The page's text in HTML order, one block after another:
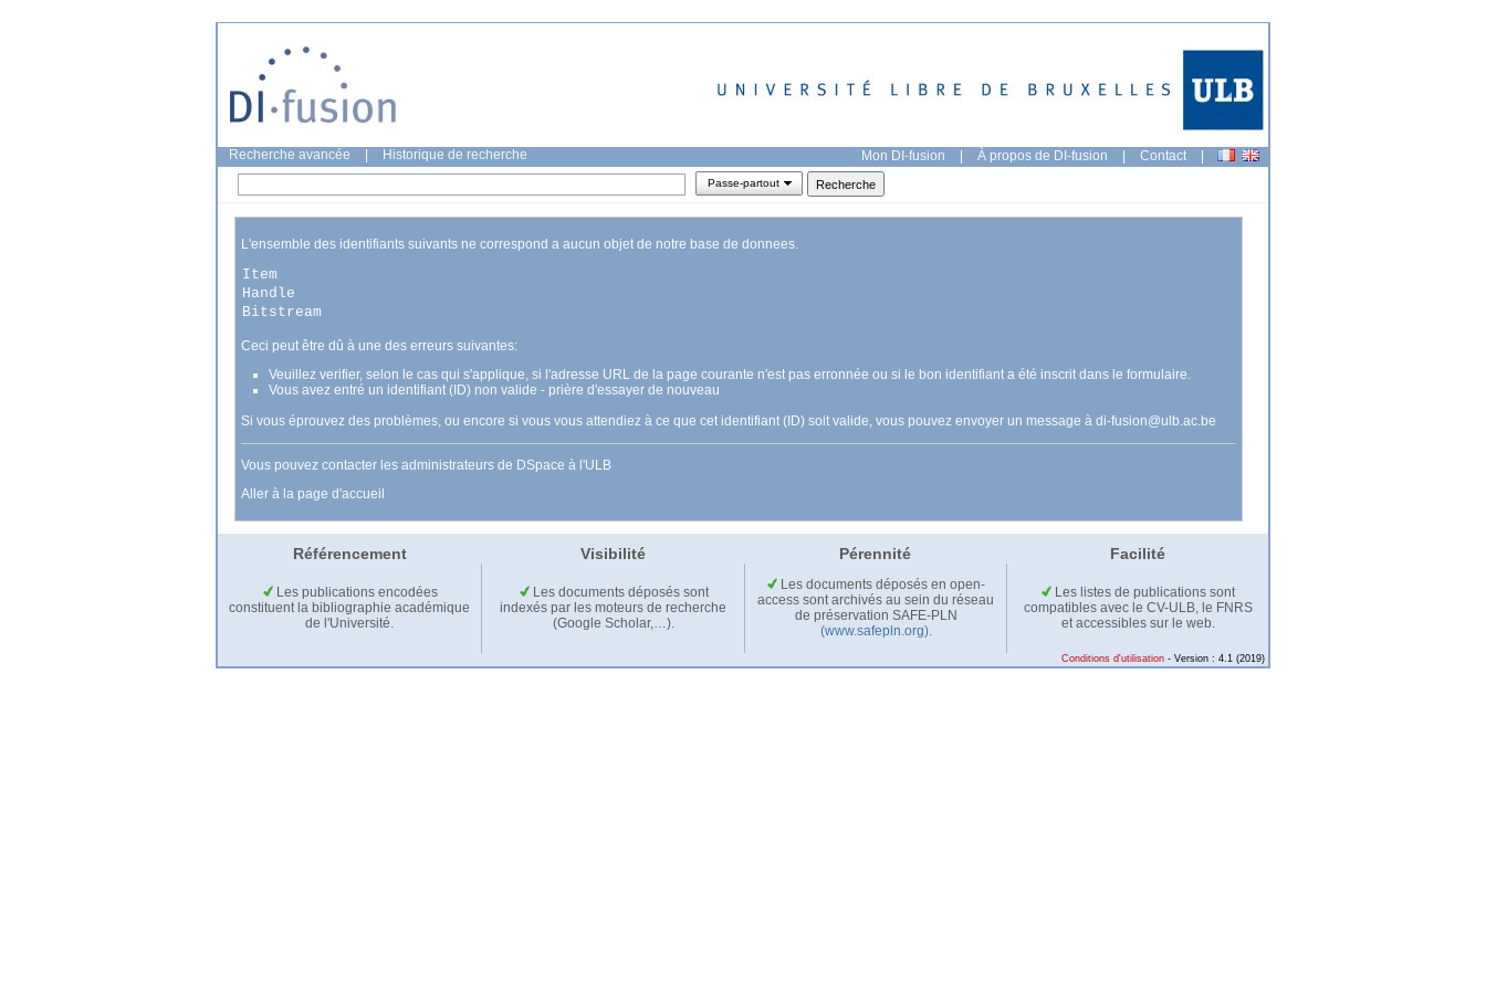
Recherche avancée Historique de recherche Mon DI-fusion | À propos de DI-fusion | Contact |
Passe-partout
L'ensemble des identifiants suivants ne correspond a aucun objet de notre base de donnees.
Item
Handle
Bitstream
Ceci peut être dû à une des erreurs suivantes:
Veuillez verifier, selon le cas qui s'applique, si l'adresse URL de la page courante n'est pas erronnée ou si le bon identifiant a été inscrit dans le formulaire.
Vous avez entré un identifiant (ID) non valide - prière d'essayer de nouveau
Si vous éprouvez des problèmes, ou encore si vous vous attendiez à ce que cet identifiant (ID) soit valide, vous pouvez envoyer un message à di-fusion@ulb.ac.be
Vous pouvez contacter les administrateurs de DSpace à l'ULB
Aller à la page d'accueil
Référencement Visibilité Pérennité Facilité
Les publications encodées
constituent la bibliographie académique
de l'Université.
Les documents déposés sont
indexés par les moteurs de recherche
(Google Scholar,…).
Les documents déposés en open-
access sont archivés au sein du réseau
de préservation SAFE-PLN
(www.safepln.org).
Les listes de publications sont
compatibles avec le CV-ULB, le FNRS
et accessibles sur le web.
Conditions d'utilisation - Version : 4.1 (2019)